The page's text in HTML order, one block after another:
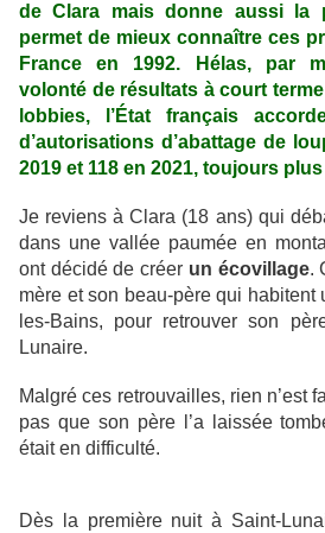
de Clara mais donne aussi la
permet de mieux connaître ces
France en 1992. Hélas, par
volonté de résultats à court
lobbies, l’État français
d’autorisations d’abattage de
2019 et 118 en 2021, toujours plus
Je reviens à Clara (18 ans) qui
dans une vallée paumée en
ont décidé de créer un écovillage.
mère et son beau-père qui
les-Bains, pour retrouver son
Lunaire.
Malgré ces retrouvailles, rien n’est
pas que son père l’a laissée
était en difficulté.
Dès la première nuit à Saint-